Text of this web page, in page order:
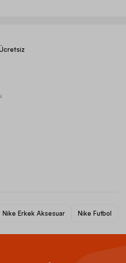
Nike Erkek Aksesuar Nike Futbol